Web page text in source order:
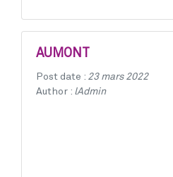
AUMONT
Post date : 23 mars 2022
Author : lAdmin